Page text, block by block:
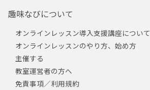
趣味なびについて
オンラインレッスン導入支援講座について
オンラインレッスンのやり方、始め方
主催する
教室運営者の方へ
免責事項／利用規約